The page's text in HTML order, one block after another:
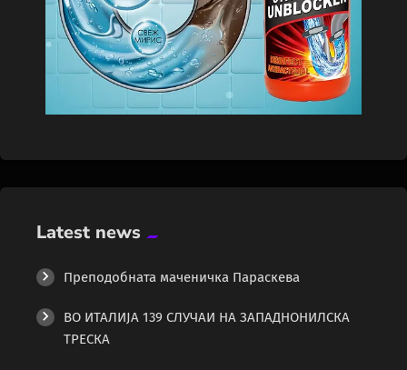
Latest news
Преподобната маченичка Параскева
ВО ИТАЛИЈА 139 СЛУЧАИ НА ЗАПАДНОНИЛСКА
ТРЕСКА